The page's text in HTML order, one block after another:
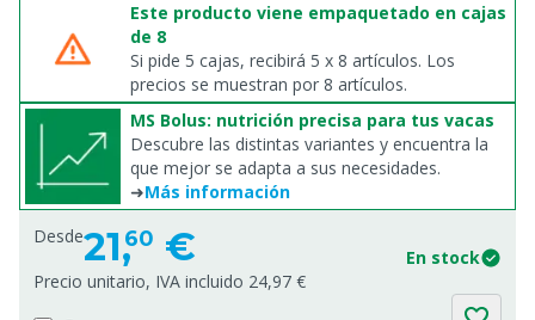
Este producto viene empaquetado en cajas
de 8
Si pide 5 cajas, recibirá 5 x 8 artículos. Los
precios se muestran por 8 artículos.
MS Bolus: nutrición precisa para tus vacas
Descubre las distintas variantes y encuentra la
que mejor se adapta a sus necesidades.
➜Más información
Desde21,60 €
En stock
Precio unitario, IVA incluido 24,97 €